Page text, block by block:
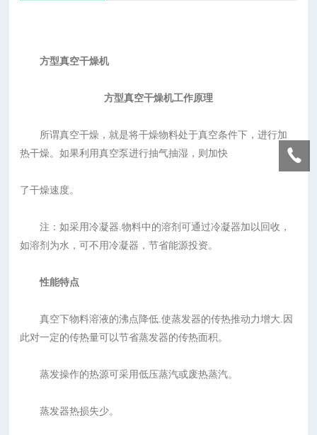
方型真空干燥机
方型真空干燥机工作原理
所谓真空干燥，就是将干燥物料处于真空条件下，进行加
热干燥。如果利用真空泵进行抽气抽湿，则加快
了干燥速度。
注：如采用冷凝器.物料中的溶剂可通过冷凝器加以回收，
如溶剂为水，可不用冷凝器，节省能源投资。
性能特点
真空下物料溶液的沸点降低.使蒸发器的传热推动力增大.因
此对一定的传热量可以节省蒸发器的传热面积。
蒸发操作的热源可采用低压蒸汽或废热蒸汽。
蒸发器热损失少。